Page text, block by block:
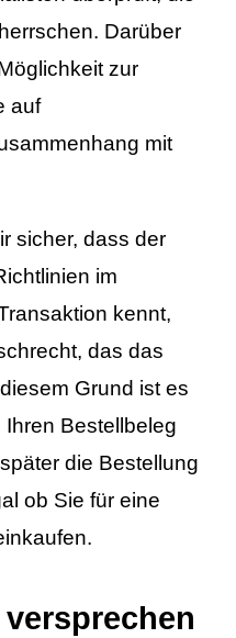
Darüber
zur
auf
mit
sicher, dass der
im
kennt,
das das
Grund ist es
Bestellbeleg
die Bestellung
ob Sie für eine